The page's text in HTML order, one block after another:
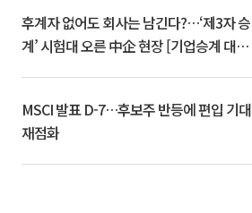
후계자 없어도 회사는 남긴다?…‘제3자 승
계’ 시험대 오른 中企 현장 [기업승계 대전
MSCI 발표 D-7…후보주 반등에 편입 기대
재점화